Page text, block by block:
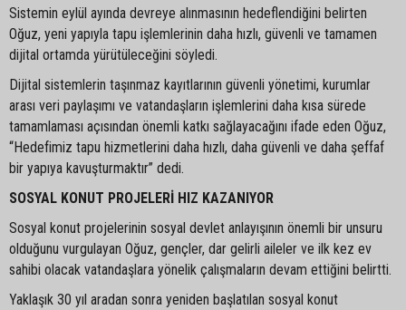
Sistemin eylül ayında devreye alınmasının hedeflendiğini belirten
Oğuz, yeni yapıyla tapu işlemlerinin daha hızlı, güvenli ve tamamen
dijital ortamda yürütüleceğini söyledi.
Dijital sistemlerin taşınmaz kayıtlarının güvenli yönetimi, kurumlar
arası veri paylaşımı ve vatandaşların işlemlerini daha kısa sürede
tamamlaması açısından önemli katkı sağlayacağını ifade eden Oğuz,
“Hedefimiz tapu hizmetlerini daha hızlı, daha güvenli ve daha şeffaf
bir yapıya kavuşturmaktır” dedi.
SOSYAL KONUT PROJELERİ HIZ KAZANIYOR
Sosyal konut projelerinin sosyal devlet anlayışının önemli bir unsuru
olduğunu vurgulayan Oğuz, gençler, dar gelirli aileler ve ilk kez ev
sahibi olacak vatandaşlara yönelik çalışmaların devam ettiğini belirtti.
Yaklaşık 30 yıl aradan sonra yeniden başlatılan sosyal konut